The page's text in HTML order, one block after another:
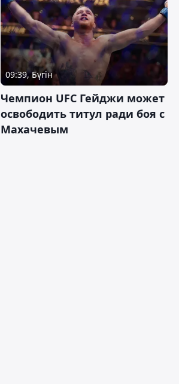
09:39, Бүгін
Чемпион UFC Гейджи может
освободить титул ради боя с
Махачевым